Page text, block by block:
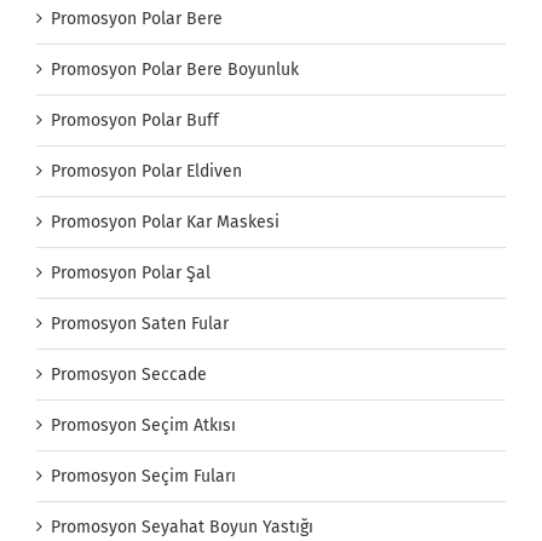
Promosyon Polar Bere
Promosyon Polar Bere Boyunluk
Promosyon Polar Buff
Promosyon Polar Eldiven
Promosyon Polar Kar Maskesi
Promosyon Polar Şal
Promosyon Saten Fular
Promosyon Seccade
Promosyon Seçim Atkısı
Promosyon Seçim Fuları
Promosyon Seyahat Boyun Yastığı